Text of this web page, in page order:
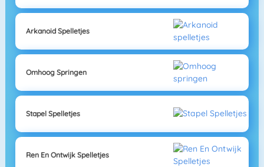
Arkanoid Spelletjes
Omhoog Springen
Stapel Spelletjes
Ren En Ontwijk Spelletjes